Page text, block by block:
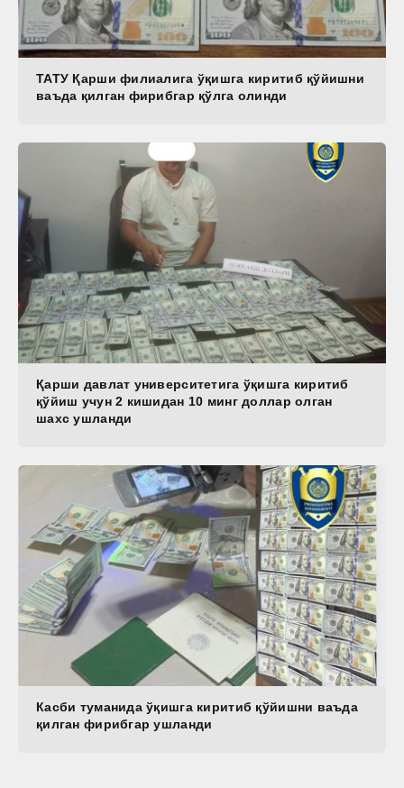
ТАТУ Қарши филиалига ўқишга киритиб қўйишни
ваъда қилган фирибгар қўлга олинди
Қарши давлат университетига ўқишга киритиб
қўйиш учун 2 кишидан 10 минг доллар олган
шахс ушланди
Касби туманида ўқишга киритиб қўйишни ваъда
қилган фирибгар ушланди